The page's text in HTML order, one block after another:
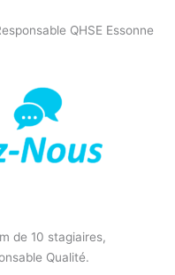
QHSE Essonne
de 10 stagiaires,
Qualité.